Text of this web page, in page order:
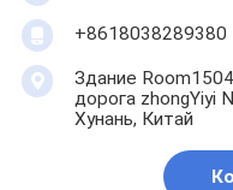
+8618038289380
Здание
дорога zhongYiyi
Хунань, Китай